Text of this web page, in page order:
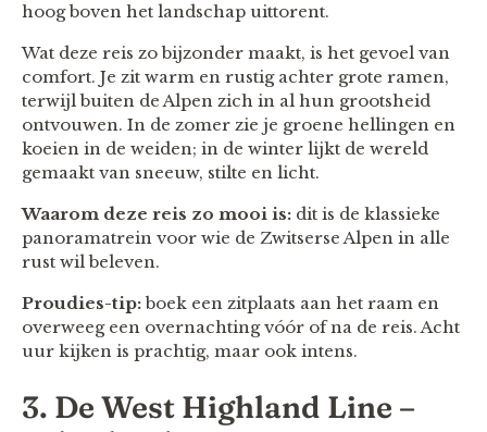
hoog boven het landschap uittorent.
Wat deze reis zo bijzonder maakt, is het gevoel van
comfort. Je zit warm en rustig achter grote ramen,
terwijl buiten de Alpen zich in al hun grootsheid
ontvouwen. In de zomer zie je groene hellingen en
koeien in de weiden; in de winter lijkt de wereld
gemaakt van sneeuw, stilte en licht.
Waarom deze reis zo mooi is: dit is de klassieke
panoramatrein voor wie de Zwitserse Alpen in alle
rust wil beleven.
Proudies-tip:boek een zitplaats aan het raam en
overweeg een overnachting vóór of na de reis. Acht
uur kijken is prachtig, maar ook intens.
3. De West Highland Line –